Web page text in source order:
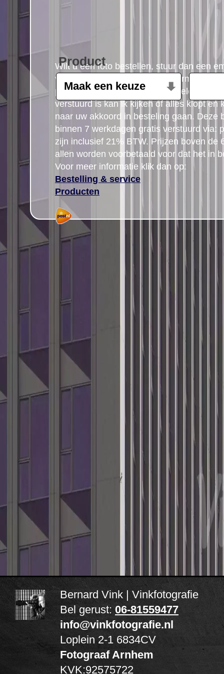
Wilt u een foto bestellen, stuur dan een
volgende gegevens: Product, formaat,
postcode gegegevens plus uw telefoon
verstuurd is kan ik kijken of alles klopt en
naar uw akkoord in besteling gaan. Deze
binnen 7 werkdagen gratis verstuurd via:
zijn inclusief 21% BTW. Prijzen boven de
allen worden voorbetaald voor dat het in
Voor meer informatie klik dan op:
Bestelling & service
Producten
Product
Bernard Vink | Vinkfotografie
Bel gerust: 06-81559477
info@vinkfotografie.nl
Loplein 2-1 6834CV
Fotograaf Arnhem
KVK:92575722